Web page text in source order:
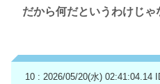
だから何だというわけじゃ
10 : 2026/05/20(水) 02:41:04.14